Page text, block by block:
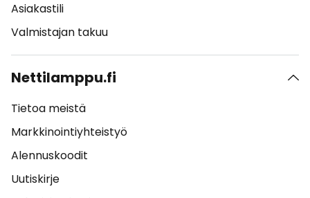
Asiakastili
Valmistajan takuu
Nettilamppu.fi
Tietoa meistä
Markkinointiyhteistyö
Alennuskoodit
Uutiskirje